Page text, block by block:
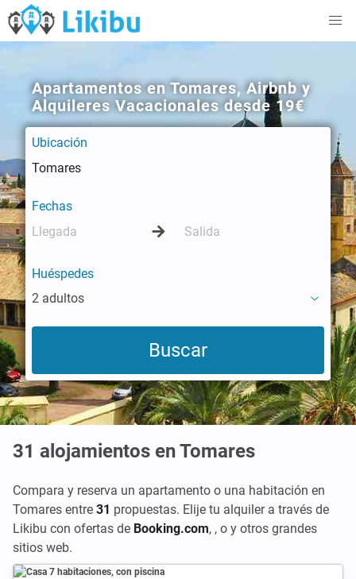
Apartamentos en Tomares, Airbnb y
Alquileres Vacacionales desde 19€
Ubicación
Fechas
Huéspedes
2 adultos
31 alojamientos en Tomares
Compara y reserva un apartamento o una habitación en
Tomares entre 31 propuestas. Elije tu alquiler a través de
Likibu con ofertas de Booking.com, , o y otros grandes
sitios web.